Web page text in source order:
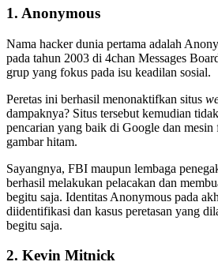
1. Anonymous
Nama hacker dunia pertama adalah
pada tahun 2003 di 4chan Messages
grup yang fokus pada isu keadilan sosial.
Peretas ini berhasil menonaktifkan situs
dampaknya? Situs tersebut kemudian
pencarian yang baik di Google dan mesin
gambar hitam.
Sayangnya, FBI maupun lembaga
berhasil melakukan pelacakan dan
begitu saja. Identitas Anonymous pada
diidentifikasi dan kasus peretasan yang
begitu saja.
2. Kevin Mitnick